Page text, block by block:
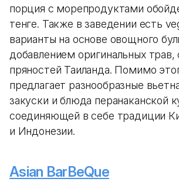
порция с морепродуктами
тенге. Также в заведении есть
варианты на основе овощного
добавлением оригинальных трав,
пряностей Таиланда. Помимо
предлагает разнообразные
закуски и блюда перанаканской
соединяющей в себе традиции
и Индонезии.
Asian BarBeQue